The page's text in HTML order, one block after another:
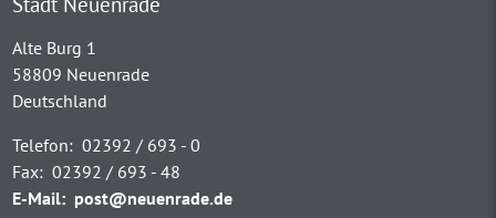
Alte Burg 1
58809 Neuenrade
Deutschland
Telefon: 02392 / 693 - 0
Fax: 02392 / 693 - 48
E-Mail: post@neuenrade.de